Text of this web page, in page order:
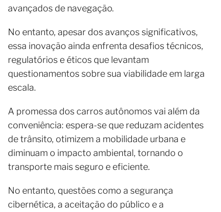
avançados de navegação.
No entanto, apesar dos avanços significativos,
essa inovação ainda enfrenta desafios técnicos,
regulatórios e éticos que levantam
questionamentos sobre sua viabilidade em larga
escala.
A promessa dos carros autônomos vai além da
conveniência: espera-se que reduzam acidentes
de trânsito, otimizem a mobilidade urbana e
diminuam o impacto ambiental, tornando o
transporte mais seguro e eficiente.
No entanto, questões como a segurança
cibernética, a aceitação do público e a